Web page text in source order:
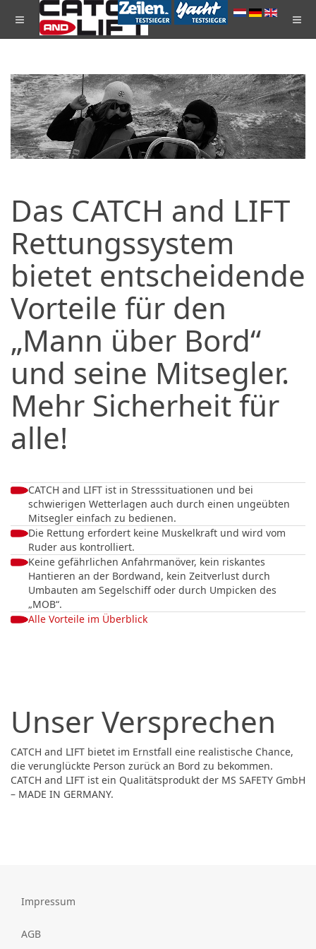
Das CATCH and LIFT
Rettungssystem
bietet entscheidende
Vorteile für den
„Mann über Bord“
und seine Mitsegler.
Mehr Sicherheit für
alle!
CATCH and LIFT ist in Stresssituationen und bei
schwierigen Wetterlagen auch durch einen ungeübten
Mitsegler einfach zu bedienen.
Die Rettung erfordert keine Muskelkraft und wird vom
Ruder aus kontrolliert.
Keine gefährlichen Anfahrmanöver, kein riskantes
Hantieren an der Bordwand, kein Zeitverlust durch
Umbauten am Segelschiff oder durch Umpicken des
„MOB“.
Alle Vorteile im Überblick
Unser Versprechen
CATCH and LIFT bietet im Ernstfall eine realistische Chance,
die verunglückte Person zurück an Bord zu bekommen.
CATCH and LIFT ist ein Qualitätsprodukt der MS SAFETY GmbH
– MADE IN GERMANY.
Impressum
AGB